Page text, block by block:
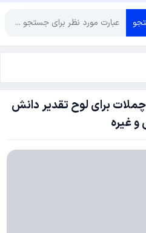
برای لوح تقدیر دانش
غیره